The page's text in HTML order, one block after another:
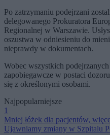
Po zatrzymaniu podejrzani
delegowanego Prokuratora
Regionalnej w Warszawie.
oszustwa w odniesieniu do
nieprawdy w dokumentach.
Wobec wszystkich
zapobiegawcze w postaci
się z określonymi osobami.
Najpopularniejsze
1
Mniej łóżek dla pacjentów,
Ujawniamy zmiany w Szpitalu